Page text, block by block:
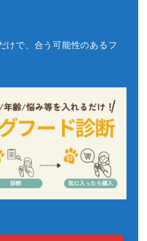
けで、合う可能性のあるフ